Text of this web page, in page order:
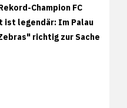
Champion FC
ist legendär: Im Palau
richtig zur Sache